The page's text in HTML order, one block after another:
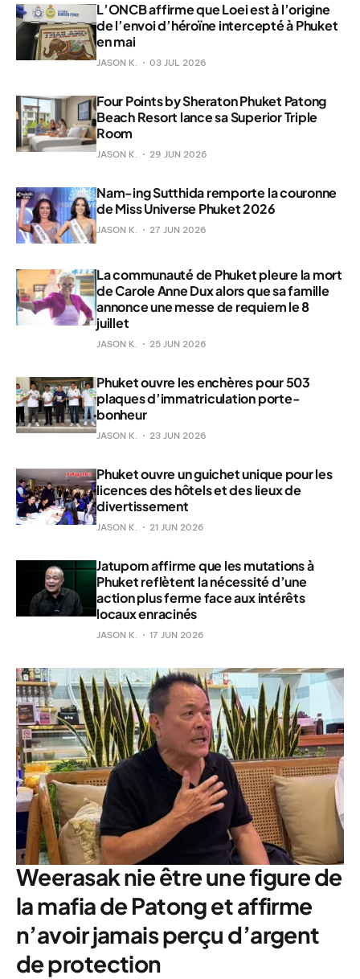
L’ONCB affirme que Loei est à l’origine
de l’envoi d’héroïne intercepté à Phuket
en mai
JASON K. 03 JUL 2026
Four Points by Sheraton Phuket Patong
Beach Resort lance sa Superior Triple
Room
JASON K. 29 JUN 2026
Nam-ing Sutthida remporte la couronne
de Miss Universe Phuket 2026
JASON K. 27 JUN 2026
La communauté de Phuket pleure la mort
de Carole Anne Dux alors que sa famille
annonce une messe de requiem le 8
juillet
JASON K. 25 JUN 2026
Phuket ouvre les enchères pour 503
plaques d’immatriculation porte-
bonheur
JASON K. 23 JUN 2026
Phuket ouvre un guichet unique pour les
licences des hôtels et des lieux de
divertissement
JASON K. 21 JUN 2026
Jatuporn affirme que les mutations à
Phuket reflètent la nécessité d’une
action plus ferme face aux intérêts
locaux enracinés
JASON K. 17 JUN 2026
Weerasak nie être une figure de
la mafia de Patong et affirme
n’avoir jamais perçu d’argent
de protection